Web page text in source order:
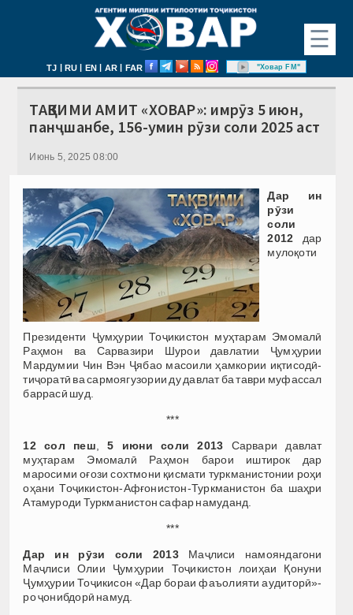
☰
TJ | RU | EN | AR | FAR "Ховар FM"
ТАҚВИМИ АМИТ «ХОВАР»: имрӯз 5 июн,
панҷшанбе, 156-умин рӯзи соли 2025 аст
Июнь 5, 2025 08:00
Дар ин
рӯзи
соли
2012 дар
мулоқоти
Президенти Ҷумҳурии Тоҷикистон муҳтарам Эмомалӣ
Раҳмон ва Сарвазири Шурои давлатии Ҷумҳурии
Мардумии Чин Вэн Ҷябао масоили ҳамкории иқтисодӣ-
тиҷоратӣ ва сармоягузории ду давлат ба таври муфассал
баррасӣ шуд.
***
12 сол пеш ,5 июни соли 2013 Сарвари давлат
муҳтарам Эмомалӣ Раҳмон барои иштирок дар
маросими оғози сохтмони қисмати туркманистонии роҳи
оҳани Тоҷикистон-Афғонистон-Туркманистон ба шаҳри
Атамуроди Туркманистон сафар намуданд.
***
Дар ин рӯзи соли 2013 Маҷлиси намояндагони
Маҷлиси Олии Ҷумҳурии Тоҷикистон лоиҳаи Қонуни
Ҷумҳурии Тоҷикисон «Дар бораи фаъолияти аудиторӣ»-
ро ҷонибдорӣ намуд.